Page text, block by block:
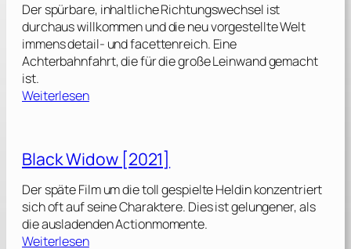
Der spürbare, inhaltliche Richtungswechsel ist
durchaus willkommen und die neu vorgestellte Welt
immens detail- und facettenreich. Eine
Achterbahnfahrt, die für die große Leinwand gemacht
ist.
Weiterlesen:
n
g
-
C
h
Black Widow [2021]
Der späte Film um die toll gespielte Heldin konzentriert
sich oft auf seine Charaktere. Dies ist gelungener, als
die ausladenden Actionmomente.
Weiterlesen: